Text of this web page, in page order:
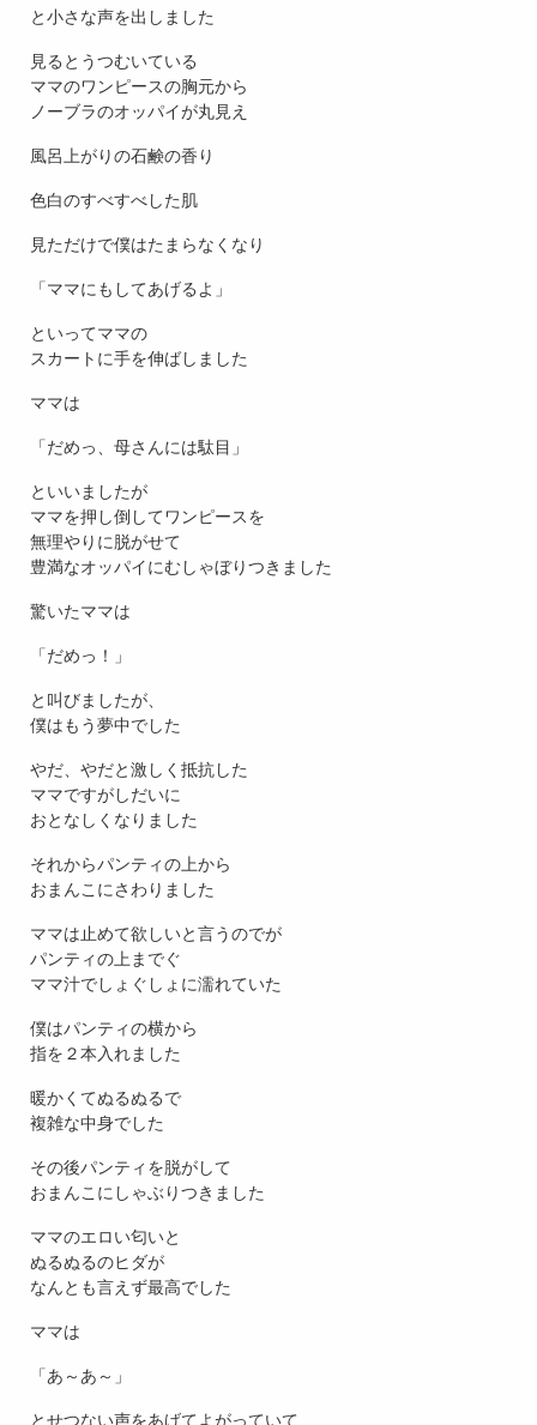
と小さな声を出しました
見るとうつむいている
ママのワンピースの胸元から
ノーブラのオッパイが丸見え
風呂上がりの石鹸の香り
色白のすべすべした肌
見ただけで僕はたまらなくなり
「ママにもしてあげるよ」
といってママの
スカートに手を伸ばしました
ママは
「だめっ、母さんには駄目」
といいましたが
ママを押し倒してワンピースを
無理やりに脱がせて
豊満なオッパイにむしゃぼりつきました
驚いたママは
「だめっ！」
と叫びましたが、
僕はもう夢中でした
やだ、やだと激しく抵抗した
ママですがしだいに
おとなしくなりました
それからパンティの上から
おまんこにさわりました
ママは止めて欲しいと言うのでが
パンティの上までぐ
ママ汁でしょぐしょに濡れていた
僕はパンティの横から
指を２本入れました
暖かくてぬるぬるで
複雑な中身でした
その後パンティを脱がして
おまんこにしゃぶりつきました
ママのエロい匂いと
ぬるぬるのヒダが
なんとも言えず最高でした
ママは
「あ～あ～」
とせつない声をあげてよがっていて